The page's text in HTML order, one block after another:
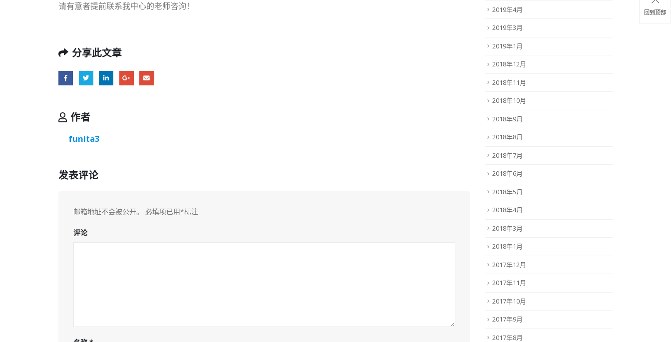
请有意者提前联系我中心的老师咨询！
分享此文章
作者
funita3
发表评论
邮箱地址不会被公开。 必填项已用*标注
评论
回到顶部
2019年4月
2019年3月
2019年1月
2018年12月
2018年11月
2018年10月
2018年9月
2018年8月
2018年7月
2018年6月
2018年5月
2018年4月
2018年3月
2018年1月
2017年12月
2017年11月
2017年10月
2017年9月
2017年8月